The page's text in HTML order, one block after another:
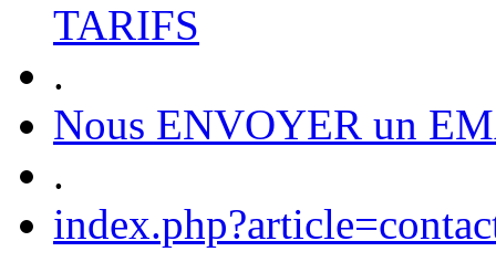
TARIFS
.
Nous ENVOYER un
.